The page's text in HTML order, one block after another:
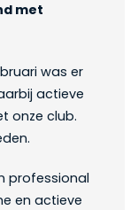
met
was er
actieve
onze club.
professional
en actieve